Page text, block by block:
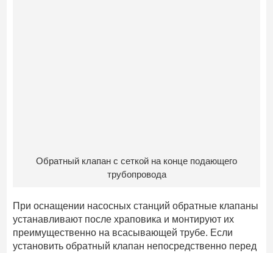
Обратный клапан с сеткой на конце подающего
трубопровода
При оснащении насосных станций обратные клапаны
устанавливают после храповика и монтируют их
преимущественно на всасывающей трубе. Если
установить обратный клапан непосредственно перед